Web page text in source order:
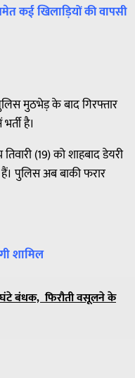
कई खिलाड़ियों की वापसी
मुठभेड़ के बाद गिरफ्तार
है।
(19) को शाहबाद डेयरी
पुलिस अब बाकी फरार
शामिल
बंधक, फिरौती वसूलने के